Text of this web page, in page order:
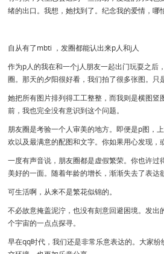
绪的出口。我想，她找到了。纪念我的爱情，哪
自从有了mbti ，发圈都能认出来p人和j人
作为p人的我在和一个j人朋友一起出门玩耍之后
圈。那天的夕阳很好看，我们拍了很多张图。只
她把所有图片排列得工工整整，而我则是横图竖
前，我也完全没有意识到这个问题。
朋友圈是考验一个人审美的地方。即便是p图，
欢以及最满意的配图和文字。你如果用心发现，
一度有声音说，朋友圈都是虚假繁荣。你也许过
美好的一面。随着年龄的增长，渐渐失去了表达
可生活啊，从来不是繁花似锦的。
不必故意掩盖泥泞，也没有刻意回避困境。发出
个宇宙的一点点探寻。
早在qq时代，我们还是非常乐意表达的。大家